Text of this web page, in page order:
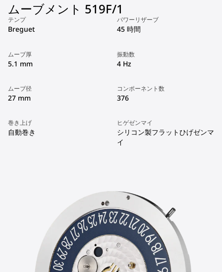
ムーブメント 519F/1
テンプ
Breguet
パワーリザーブ
45 時間
ムーブ厚
5.1 mm
振動数
4 Hz
ムーブ径
27 mm
コンポーネント数
376
巻き上げ
自動巻き
ヒゲゼンマイ
シリコン製フラットひげゼンマ
イ